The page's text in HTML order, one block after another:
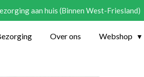
aan huis (Binnen West-Friesland)
Over ons Webshop